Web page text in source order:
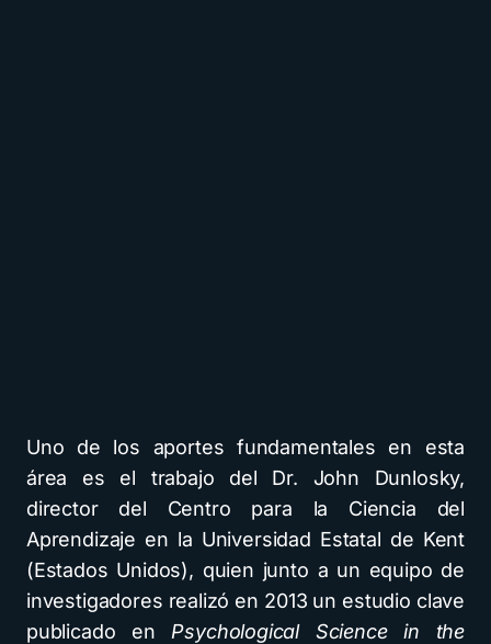
Uno de los aportes fundamentales en esta
área es el trabajo del Dr. John Dunlosky,
director del Centro para la Ciencia del
Aprendizaje en la Universidad Estatal de Kent
(Estados Unidos), quien junto a un equipo de
investigadores realizó en 2013 un estudio clave
publicado en Psychological Science in the